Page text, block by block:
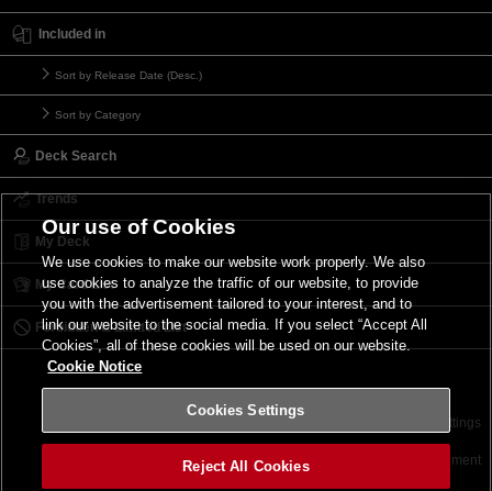
Included in
Sort by Release Date (Desc.)
Sort by Category
Deck Search
Trends
My Deck
My Card List
Forbidden & Limited List
Terms of Use Cookies Settings
©2026 Konami Digital Entertainment
Our use of Cookies
We use cookies to make our website work properly. We also
use cookies to analyze the traffic of our website, to provide
you with the advertisement tailored to your interest, and to
link our website to the social media. If you select “Accept All
Cookies”, all of these cookies will be used on our website.
Cookie Notice
Cookies Settings
Reject All Cookies